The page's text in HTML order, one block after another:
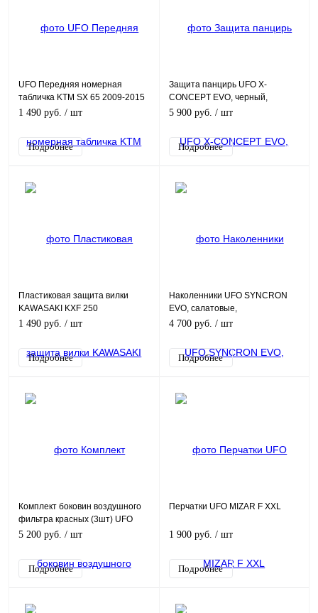
UFO Передняя номерная
табличка KTM SX 65 2009-2015
1 490 руб. / шт
Подробнее
Защита панцирь UFO X-
CONCEPT EVO, черный,
PT02386#K
5 900 руб. / шт
Подробнее
Пластиковая защита вилки
KAWASAKI KXF 250
1 490 руб. / шт
Подробнее
Наколенники UFO SYNCRON
EVO, салатовые,
GI02379#DFLU
4 700 руб. / шт
Подробнее
Комплект боковин воздушного
фильтра красных (3шт) UFO
GasGas EC/MC 125/450 21->
5 200 руб. / шт
Подробнее
Перчатки UFO MIZAR F XXL
1 900 руб. / шт
Подробнее